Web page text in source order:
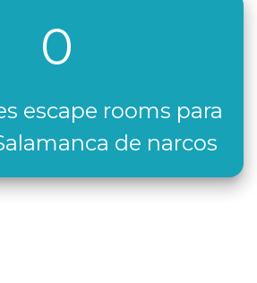
0
escape rooms para
de narcos